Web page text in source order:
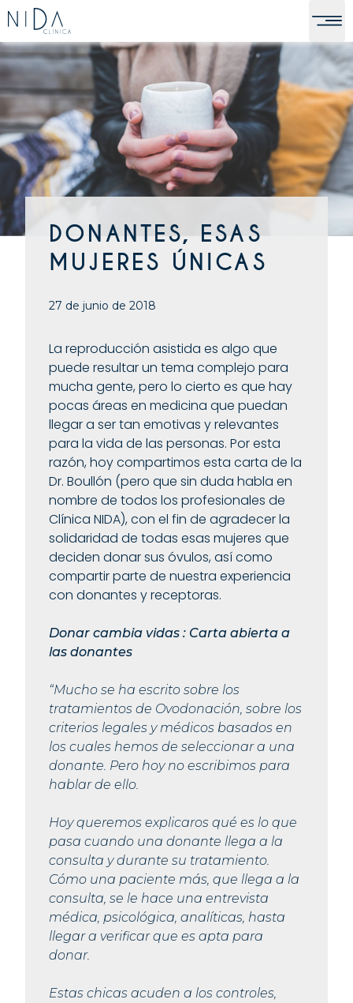
DONANTES, ESAS
MUJERES ÚNICAS
27 de junio de 2018
La reproducción asistida es algo que
puede resultar un tema complejo para
mucha gente, pero lo cierto es que hay
pocas áreas en medicina que puedan
llegar a ser tan emotivas y relevantes
para la vida de las personas. Por esta
razón, hoy compartimos esta carta de la
Dr. Boullón (pero que sin duda habla en
nombre de todos los profesionales de
Clínica NIDA), con el fin de agradecer la
solidaridad de todas esas mujeres que
deciden donar sus óvulos, así como
compartir parte de nuestra experiencia
con donantes y receptoras.
Donar cambia vidas : Carta abierta a
las donantes
“Mucho se ha escrito sobre los
tratamientos de Ovodonación, sobre los
criterios legales y médicos basados en
los cuales hemos de seleccionar a una
donante. Pero hoy no escribimos para
hablar de ello.
Hoy queremos explicaros qué es lo que
pasa cuando una donante llega a la
consulta y durante su tratamiento.
Cómo una paciente más, que llega a la
consulta, se le hace una entrevista
médica, psicológica, analíticas, hasta
llegar a verificar que es apta para
donar.
Estas chicas acuden a los controles,